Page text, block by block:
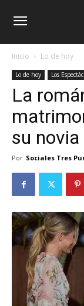
Inicio Lo de hoy
Lo de hoy Los
La
su novia
Por Sociales Tres